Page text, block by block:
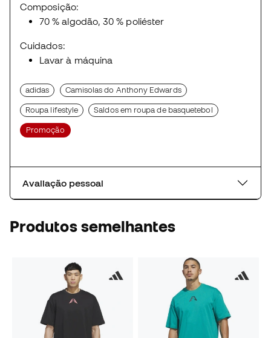
Composição:
70 % algodão, 30 % poliéster
Cuidados:
Lavar à máquina
adidas Camisolas do Anthony Edwards
Roupa lifestyle Saldos em roupa de basquetebol
Promoção
Avaliação pessoal
Produtos semelhantes